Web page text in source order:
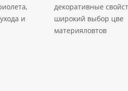
и
декоративные
широкий выбор цве
материяловтов